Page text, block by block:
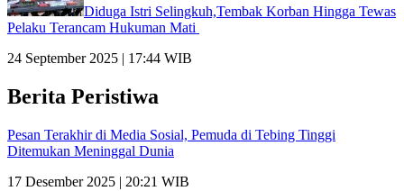
Diduga Istri Selingkuh,Tembak Korban Hingga Tewas
Pelaku Terancam Hukuman Mati
24 September 2025 | 17:44 WIB
Berita Peristiwa
Pesan Terakhir di Media Sosial, Pemuda di Tebing Tinggi
Ditemukan Meninggal Dunia
17 Desember 2025 | 20:21 WIB